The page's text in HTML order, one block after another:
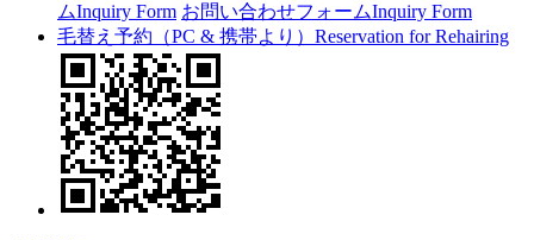
ムInquiry Form お問い合わせフォームInquiry Form
毛替え予約（PC & 携帯より） Reservation for Rehairing